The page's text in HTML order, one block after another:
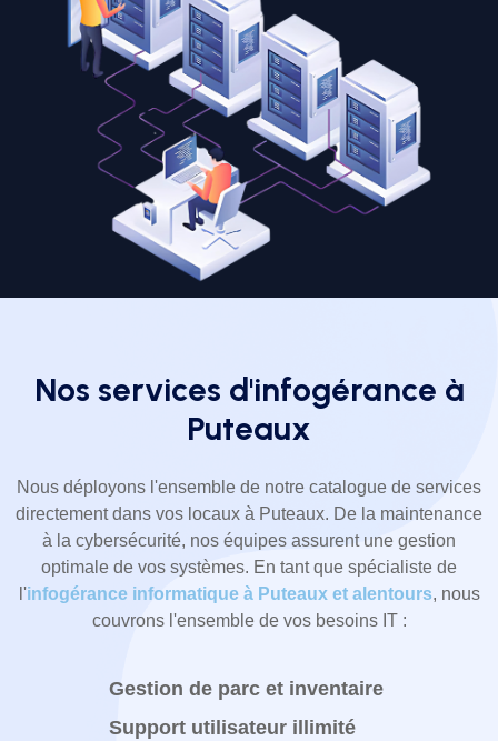
Nos services d'infogérance à
Puteaux
Nous déployons l'ensemble de notre catalogue de services
directement dans vos locaux à Puteaux. De la maintenance
à la cybersécurité, nos équipes assurent une gestion
optimale de vos systèmes. En tant que spécialiste de
l'infogérance informatique à Puteaux et alentours, nous
couvrons l'ensemble de vos besoins IT :
Gestion de parc et inventaire
Support utilisateur illimité